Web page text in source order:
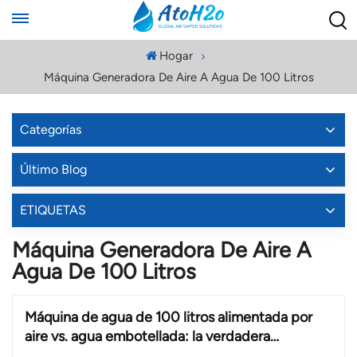
Hogar
Máquina Generadora De Aire A Agua De 100 Litros
Categorías
Último Blog
ETIQUETAS
Máquina Generadora De Aire A
Agua De 100 Litros
Máquina de agua de 100 litros alimentada por
aire vs. agua embotellada: la verdadera